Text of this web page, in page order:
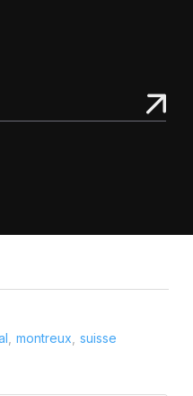
montreux suisse